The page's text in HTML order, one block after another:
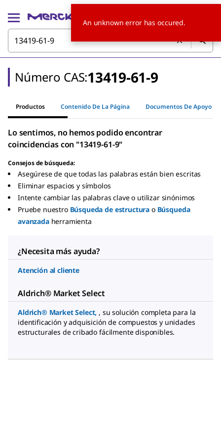
Número CAS:13419-61-9
Productos Contenido De La Página Documentos De Apoyo
Lo sentimos, no hemos podido encontrar
coincidencias con "13419-61-9"
Consejos de búsqueda:
Asegúrese de que todas las palabras están bien escritas
Eliminar espacios y símbolos
Intente cambiar las palabras clave o utilizar sinónimos
Pruebe nuestro Búsqueda de estructura o Búsqueda
avanzada herramienta
¿Necesita más ayuda?
Atención al cliente
Aldrich® Market Select
Aldrich® Market Select, , su solución completa para la
identificación y adquisición de compuestos y unidades
estructurales de cribado fácilmente disponibles.
An unknown error has occured.